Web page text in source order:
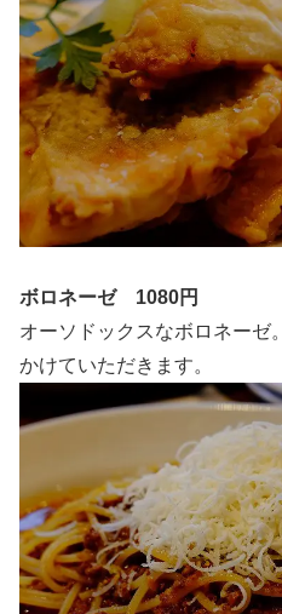
ボロネーゼ 1080円
オーソドックスなボロネーゼ
かけていただきます。